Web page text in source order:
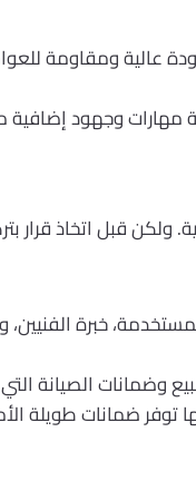
عالية ومقاومة
مهارات وجهود
قبل اتخاذ قرار
خبرة
وضمانات
توفر ضمانات طويلة